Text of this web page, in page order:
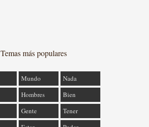
Temas más populares
Mundo
Nada
Hombres
Bien
Gente
Tener